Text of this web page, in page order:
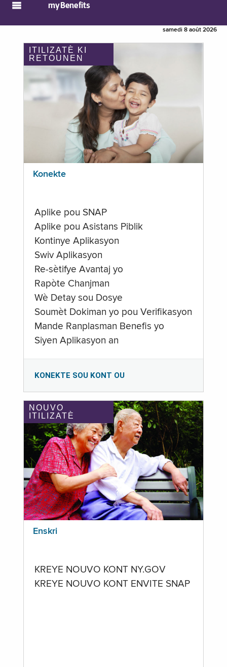
myBenefits
samedi 8 août 2026
ITILIZATÈ KI
RETOUNEN
Konekte
Aplike pou SNAP
Aplike pou Asistans Piblik
Kontinye Aplikasyon
Swiv Aplikasyon
Re-sètifye Avantaj yo
Rapòte Chanjman
Wè Detay sou Dosye
Soumèt Dokiman yo pou Verifikasyon
Mande Ranplasman Benefis yo
Siyen Aplikasyon an
KONEKTE SOU KONT OU
NOUVO
ITILIZATÈ
Enskri
KREYE NOUVO KONT NY.GOV
KREYE NOUVO KONT ENVITE SNAP